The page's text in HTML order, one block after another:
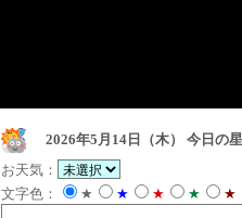
2026年5月14日（木）
今日の
お天気：
文字色：
★ ★ ★ ★ ★